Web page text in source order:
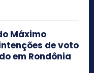
Máximo
de voto
em Rondônia